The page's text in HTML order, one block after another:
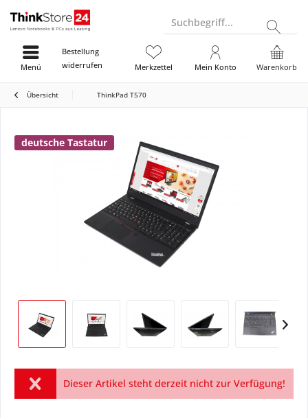
Suchbegriff...
Bestellung
widerrufen
Warenkorb
Merkzettel Mein Konto
Menü
Übersicht ThinkPad T570
deutsche Tastatur
Dieser Artikel steht derzeit nicht zur Verfügung!